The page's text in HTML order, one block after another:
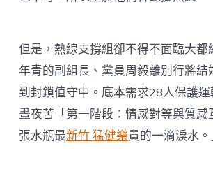
但是，熱線支撐組卻不得不面臨大
年青的副組長、黨員周毅離別行將
到封鎖值守中。底本需求28人保護
晝夜苦「第一階段：情感對等與質
張水瓶最新竹 猛健樂貴的一滴淚水